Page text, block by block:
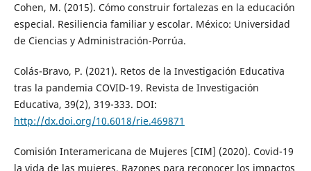
Cohen, M. (2015). Cómo construir fortalezas en la educación
especial. Resiliencia familiar y escolar. México: Universidad
de Ciencias y Administración-Porrúa.
Colás-Bravo, P. (2021). Retos de la Investigación Educativa
tras la pandemia COVID-19. Revista de Investigación
Educativa, 39(2), 319-333. DOI:
http://dx.doi.org/10.6018/rie.469871
Comisión Interamericana de Mujeres [CIM] (2020). Covid-19
la vida de las mujeres. Razones para reconocer los impactos